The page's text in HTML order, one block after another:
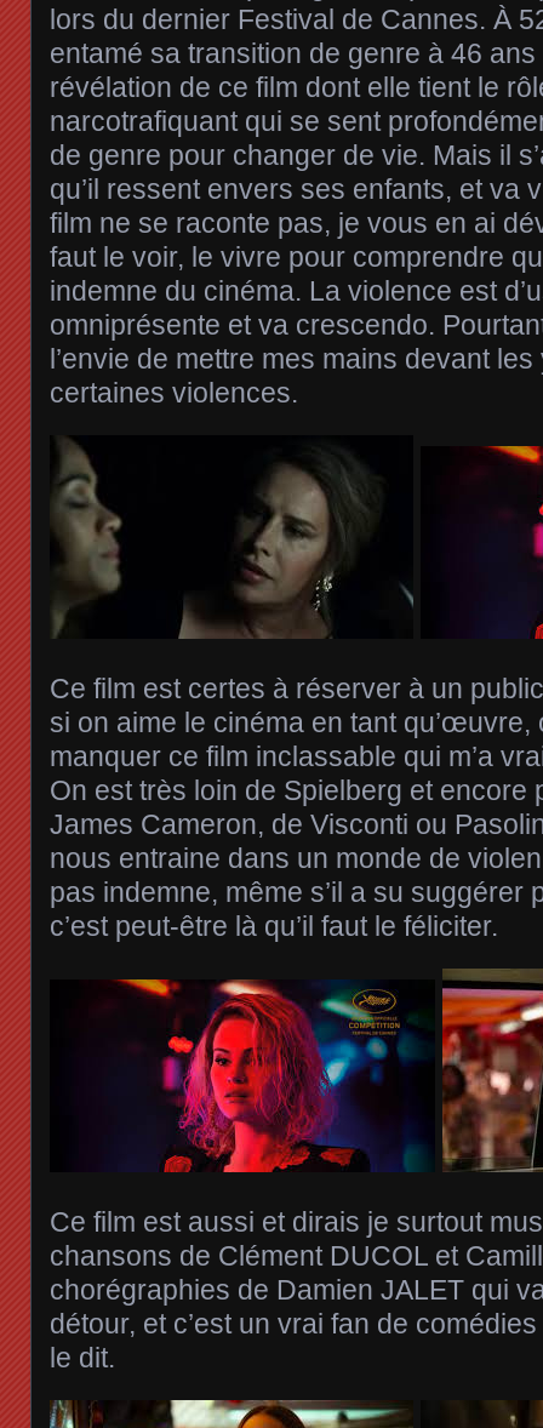
lors du dernier Festival de Cannes. À
entamé sa transition de genre à 46
révélation de ce film dont elle tient le
narcotrafiquant qui se sent
de genre pour changer de vie. Mais il
qu’il ressent envers ses enfants, et va
film ne se raconte pas, je vous en ai
faut le voir, le vivre pour comprendre
indemne du cinéma. La violence est
omniprésente et va crescendo.
l’envie de mettre mes mains devant
certaines violences.
Ce film est certes à réserver à un
si on aime le cinéma en tant qu’œuvre,
manquer ce film inclassable qui m’a
On est très loin de Spielberg et encore
James Cameron, de Visconti ou
nous entraine dans un monde de
pas indemne, même s’il a su suggérer
c’est peut-être là qu’il faut le féliciter.
Ce film est aussi et dirais je surtout
chansons de Clément DUCOL et
chorégraphies de Damien JALET qui
détour, et c’est un vrai fan de
le dit.